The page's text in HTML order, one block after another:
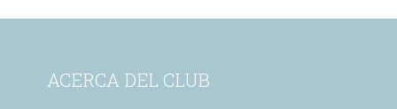
ACERCA DEL CLUB